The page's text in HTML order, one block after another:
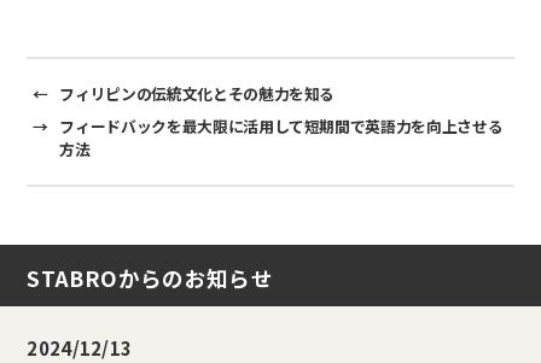
← フィリピンの伝統文化とその魅力を知る
→ フィードバックを最大限に活用して短期間で英語力を向上させる
方法
STABROからのお知らせ
2024/12/13